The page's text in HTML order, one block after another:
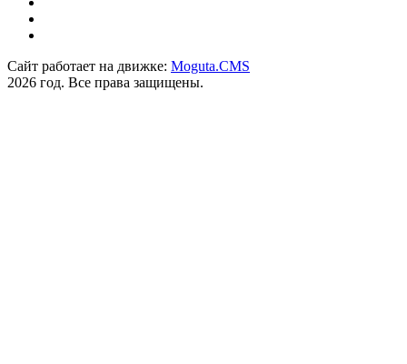
Сайт работает на движке: Moguta.CMS
2026 год. Все права защищены.